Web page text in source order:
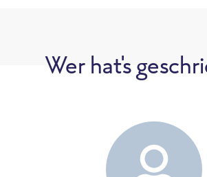
Wer hat's